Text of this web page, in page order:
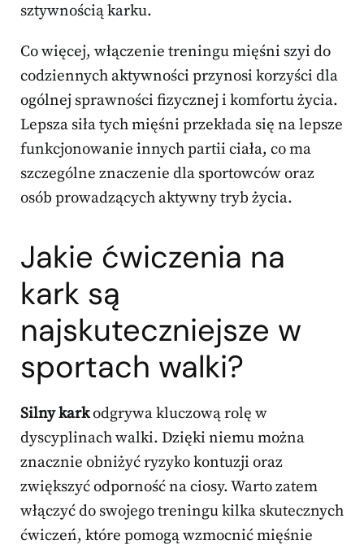
sztywnością karku.
Co więcej, włączenie treningu mięśni szyi do
codziennych aktywności przynosi korzyści dla
ogólnej sprawności fizycznej i komfortu życia.
Lepsza siła tych mięśni przekłada się na lepsze
funkcjonowanie innych partii ciała, co ma
szczególne znaczenie dla sportowców oraz
osób prowadzących aktywny tryb życia.
Jakie ćwiczenia na
kark są
najskuteczniejsze w
sportach walki?
Silny karkodgrywa kluczową rolę w
dyscyplinach walki. Dzięki niemu można
znacznie obniżyć ryzyko kontuzji oraz
zwiększyć odporność na ciosy. Warto zatem
włączyć do swojego treningu kilka skutecznych
ćwiczeń, które pomogą wzmocnić mięśnie